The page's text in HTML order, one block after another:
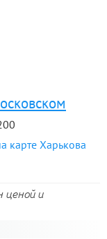
карте Харькова
ценой и